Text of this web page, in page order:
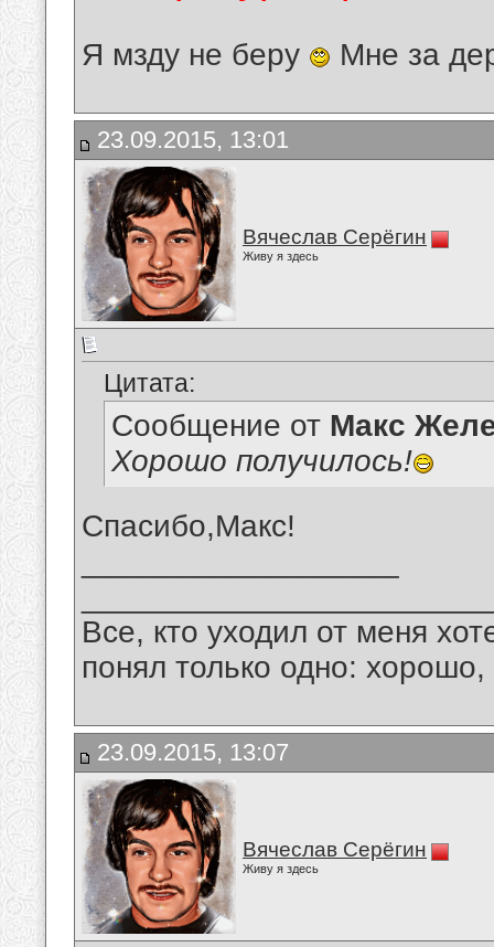
Я мзду не беру Мне за
23.09.2015, 13:01
Вячеслав Серёгин
Живу я здесь
Цитата:
Сообщение от Макс
Хорошо получилось!
Спасибо,Макс!
Все, кто уходил от меня
понял только одно:
23.09.2015, 13:07
Вячеслав Серёгин
Живу я здесь